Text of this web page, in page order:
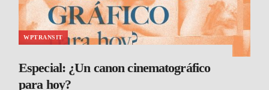
WPTRANSIT
Especial: ¿Un canon cinematográfico
para hoy?